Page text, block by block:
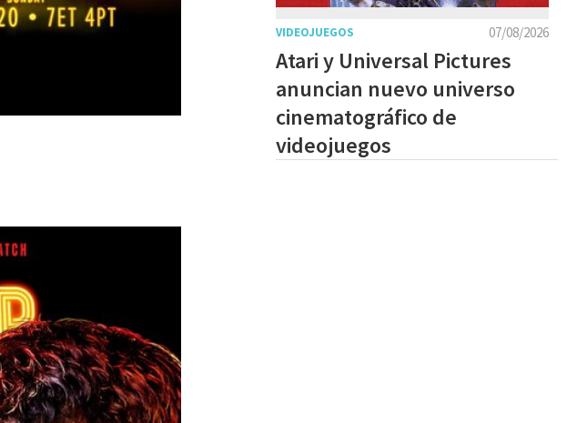
07/08/2026
VIDEOJUEGOS
Atari y Universal Pictures
anuncian nuevo universo
cinematográfico de
videojuegos